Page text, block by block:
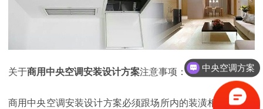
关于商用中央空调安装设计方案注意事项：
商用中央空调安装设计方案必须跟场所内的装潢相协调，提
中央空调方案